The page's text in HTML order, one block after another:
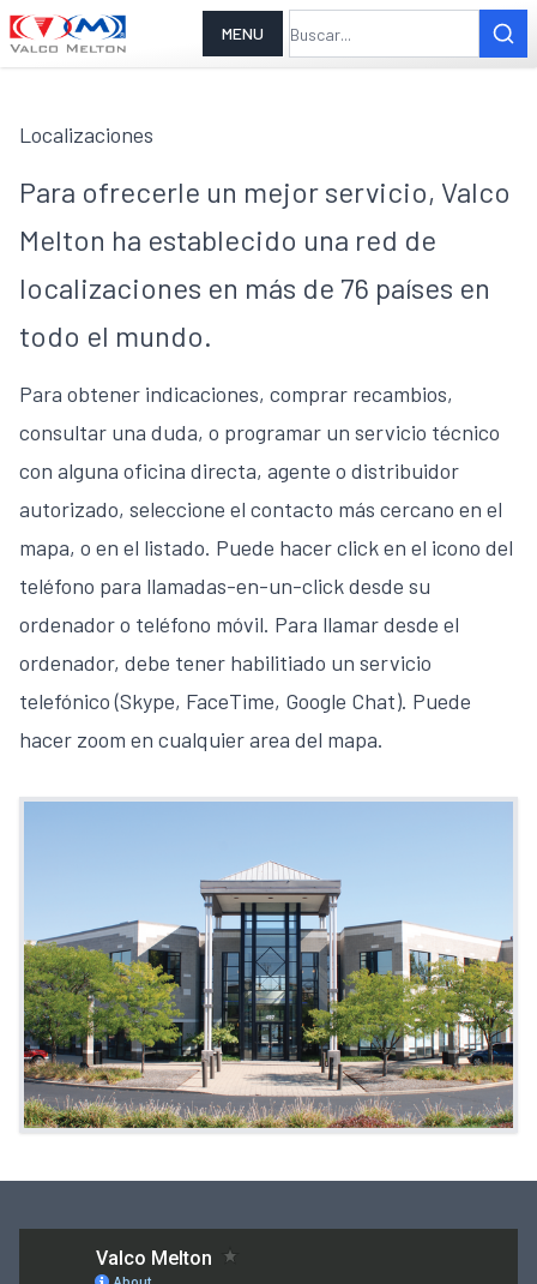
MENU
Localizaciones
Para ofrecerle un mejor servicio, Valco
Melton ha establecido una red de
localizaciones en más de 76 países en
todo el mundo.
Para obtener indicaciones, comprar recambios,
consultar una duda, o programar un servicio técnico
con alguna oficina directa, agente o distribuidor
autorizado, seleccione el contacto más cercano en el
mapa, o en el listado. Puede hacer click en el icono del
teléfono para llamadas-en-un-click desde su
ordenador o teléfono móvil. Para llamar desde el
ordenador, debe tener habilitiado un servicio
telefónico (Skype, FaceTime, Google Chat). Puede
hacer zoom en cualquier area del mapa.